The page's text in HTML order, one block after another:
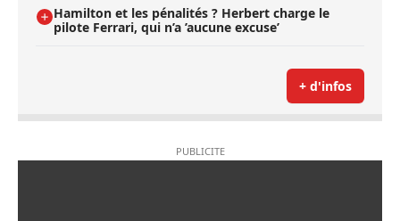
Hamilton et les pénalités ? Herbert charge le
pilote Ferrari, qui n’a ’aucune excuse’
+ d'infos